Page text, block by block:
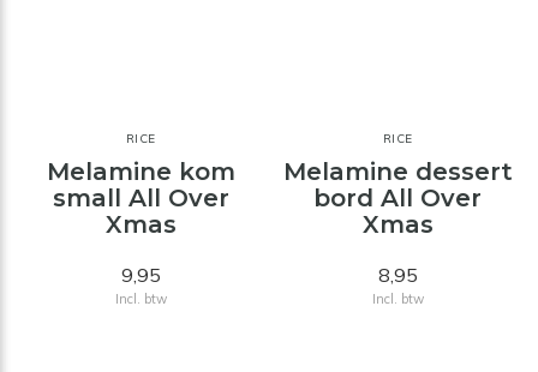
RICE
Melamine kom
small All Over
Xmas
9,95
Incl. btw
RICE
Melamine dessert
bord All Over
Xmas
8,95
Incl. btw